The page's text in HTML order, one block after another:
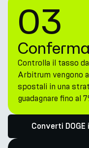
03
Controlla il tasso
Arbitrum vengono
spostali in una
guadagnare fino al
Converti DOGE